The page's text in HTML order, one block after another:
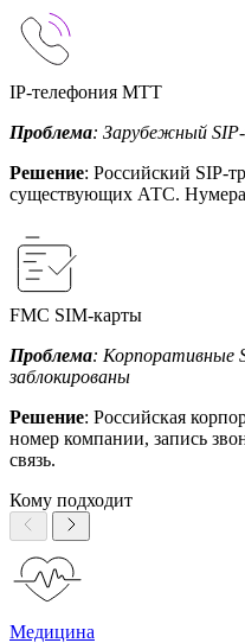
IP-телефония МТТ
Проблема: Зарубежный SIP-
Решение: Российский SIP-
существующих АТС.
FMC SIM-карты
Проблема: Корпоративные
заблокированы
Решение: Российская
номер компании, запись
связь.
Кому подходит
Медицина